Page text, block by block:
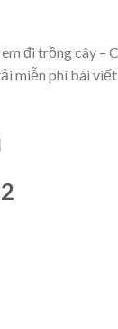
đi trồng cây –
miễn phí bài